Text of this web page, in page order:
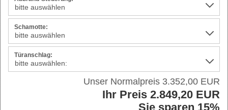
Schamotte:
Türanschlag:
Unser Normalpreis 3.352,00 EUR
Ihr Preis 2.849,20 EUR
Sie sparen 15%